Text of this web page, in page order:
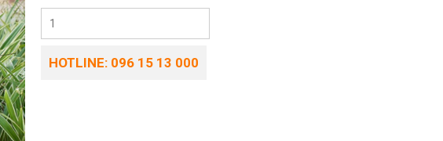
HOTLINE: 096 15 13 000